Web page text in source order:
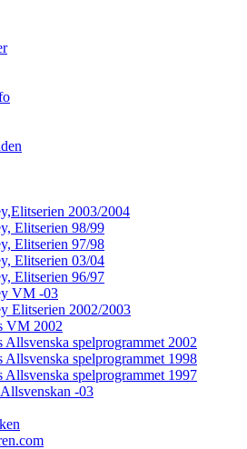
2003/2004
Elitserien 98/99
Elitserien 97/98
Elitserien 03/04
Elitserien 96/97
VM -03
Elitserien 2002/2003
VM 2002
Allsvenska spelprogrammet 2002
Allsvenska spelprogrammet 1998
Allsvenska spelprogrammet 1997
-03